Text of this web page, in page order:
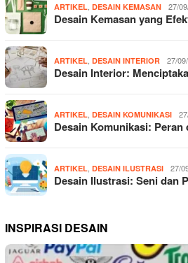
ARTIKEL, DESAIN KEMASAN 27/
Desain Kemasan yang
ARTIKEL, DESAIN INTERIOR 27/
Desain Interior:
ARTIKEL, DESAIN KOMUNIKASI
Desain Komunikasi:
ARTIKEL, DESAIN ILUSTRASI 27/
Desain Ilustrasi: Seni dan
INSPIRASI DESAIN